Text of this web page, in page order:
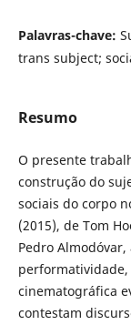
Palavras-chave:
trans subject;
Resumo
O presente
construção do
sociais do corpo
(2015), de Tom
Pedro
cinematográfica
contestam